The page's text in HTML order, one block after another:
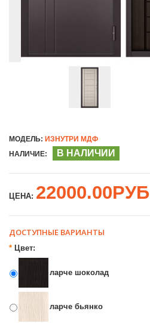
МОДЕЛЬ: ИЗНУТРИ МДФ
НАЛИЧИЕ:
В НАЛИЧИИ
ЦЕНА: 22000.00РУБ
ДОСТУПНЫЕ ВАРИАНТЫ
* Цвет:
ларче шоколад
ларче бьянко